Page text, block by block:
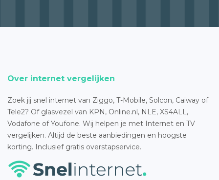
Over internet vergelijken
Zoek jij snel internet van Ziggo, T-Mobile, Solcon, Caiway of
Tele2? Of glasvezel van KPN, Online.nl, NLE, XS4ALL,
Vodafone of Youfone. Wij helpen je met Internet en TV
vergelijken. Altijd de beste aanbiedingen en hoogste
korting. Inclusief gratis overstapservice.